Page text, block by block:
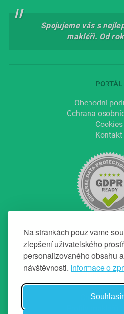
Na stránkách používáme
zlepšení uživatelského
personalizovaného obsahu
návštěvnosti. Informace o
Spojujeme vás s
makléři. Od
PORTÁL
Obchodní
Ochrana
Cookies
Kontakt
O
Chci top